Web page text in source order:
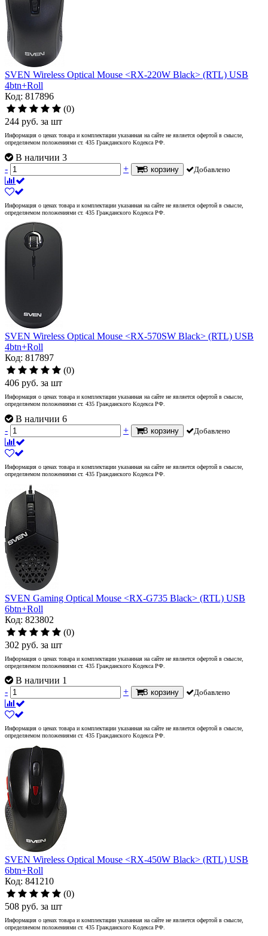
SVEN Wireless Optical Mouse <RX-220W Black> (RTL) USB
4btn+Roll
Код: 817896
(0)
244 руб. за шт
Информация о ценах товара и комплектации указанная на сайте не является офертой в смысле,
определяемом положениями ст. 435 Гражданского Кодекса РФ.
В наличии 3
-
+ В корзину Добавлено
Информация о ценах товара и комплектации указанная на сайте не является офертой в смысле,
определяемом положениями ст. 435 Гражданского Кодекса РФ.
SVEN Wireless Optical Mouse <RX-570SW Black> (RTL) USB
4btn+Roll
Код: 817897
(0)
406 руб. за шт
Информация о ценах товара и комплектации указанная на сайте не является офертой в смысле,
определяемом положениями ст. 435 Гражданского Кодекса РФ.
В наличии 6
-
+ В корзину Добавлено
Информация о ценах товара и комплектации указанная на сайте не является офертой в смысле,
определяемом положениями ст. 435 Гражданского Кодекса РФ.
SVEN Gaming Optical Mouse <RX-G735 Black> (RTL) USB
6btn+Roll
Код: 823802
(0)
302 руб. за шт
Информация о ценах товара и комплектации указанная на сайте не является офертой в смысле,
определяемом положениями ст. 435 Гражданского Кодекса РФ.
В наличии 1
-
+ В корзину Добавлено
Информация о ценах товара и комплектации указанная на сайте не является офертой в смысле,
определяемом положениями ст. 435 Гражданского Кодекса РФ.
SVEN Wireless Optical Mouse <RX-450W Black> (RTL) USB
6btn+Roll
Код: 841210
(0)
508 руб. за шт
Информация о ценах товара и комплектации указанная на сайте не является офертой в смысле,
определяемом положениями ст. 435 Гражданского Кодекса РФ.